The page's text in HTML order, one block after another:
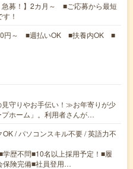
急募！】2カ月～ ■ご応募から最短
！
円～ ■週払いOK ■扶養内OK ■
守りやお手伝い！≫お年寄りが少
プホーム」。利用者さんが…
/ パソコンスキル不要 / 英語力不
歴不問■10名以上採用予定！■履
保険完備■社員登用…